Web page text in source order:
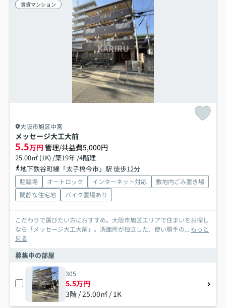
賃貸マンション
大阪市旭区中宮
メッセージ大工大前
5.5万円 管理/共益費5,000円
25.00㎡ (1K) /築19年 /4階建
地下鉄谷町線「太子橋今市」駅 徒歩12分
駐輪場 オートロック インターネット対応
敷地内ごみ置き場
閑静な住宅地
バイク置場あり
こだわりで選びたい方におすすめ。大阪市旭区エリアで住まいをお探し
なら「メッセージ大工大前」。洗面所が独立した、使い勝手の... もっと
見る
募集中の部屋
305
5.5万円
3階 / 25.00㎡ / 1K